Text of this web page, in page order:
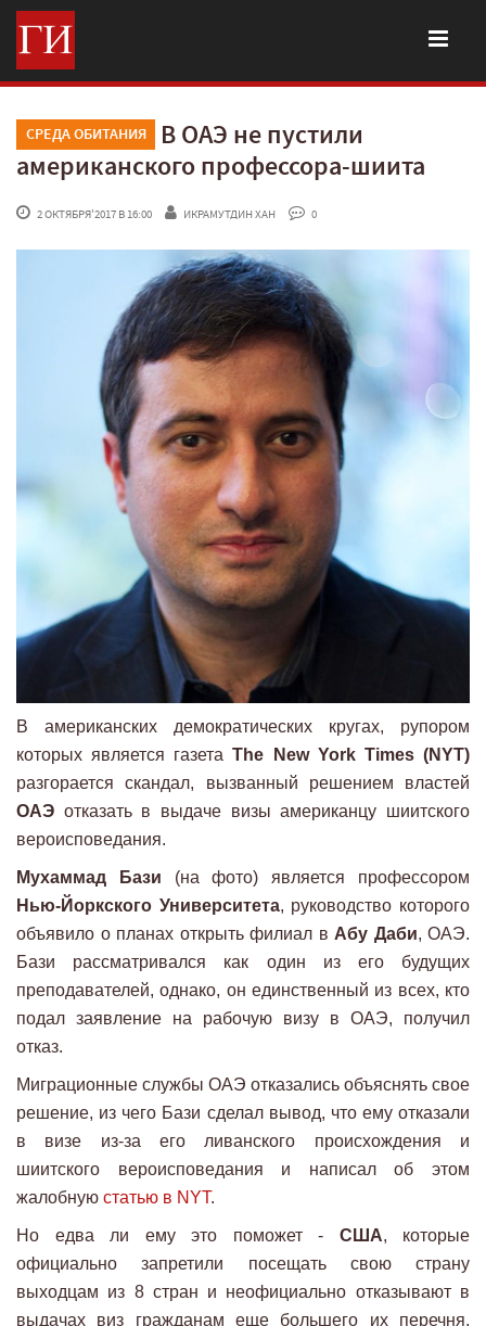
СРЕДА ОБИТАНИЯ
В ОАЭ не пустили
американского профессора-шиита
2 ОКТЯБРЯ'2017 В 16:00 ИКРАМУТДИН ХАН 0
В американских демократических кругах, рупором
которых является газетаThe New York Times (NYT)
разгорается скандал, вызванный решением властей
ОАЭ отказать в выдаче визы американцу шиитского
вероисповедания.
Мухаммад Бази (на фото) является профессором
Нью-Йоркского Университета, руководство которого
объявило о планах открыть филиал в Абу Даби, ОАЭ.
Бази рассматривался как один из его будущих
преподавателей, однако, он единственный из всех, кто
подал заявление на рабочую визу в ОАЭ, получил
отказ.
Миграционные службы ОАЭ отказались объяснять свое
решение, из чего Бази сделал вывод, что ему отказали
в визе из-за его ливанского происхождения и
шиитского вероисповедания и написал об этом
жалобную статью в NYT.
Но едва ли ему это поможет - США, которые
официально запретили посещать свою страну
выходцам из 8 стран и неофициально отказывают в
выдачах виз гражданам еще большего их перечня,